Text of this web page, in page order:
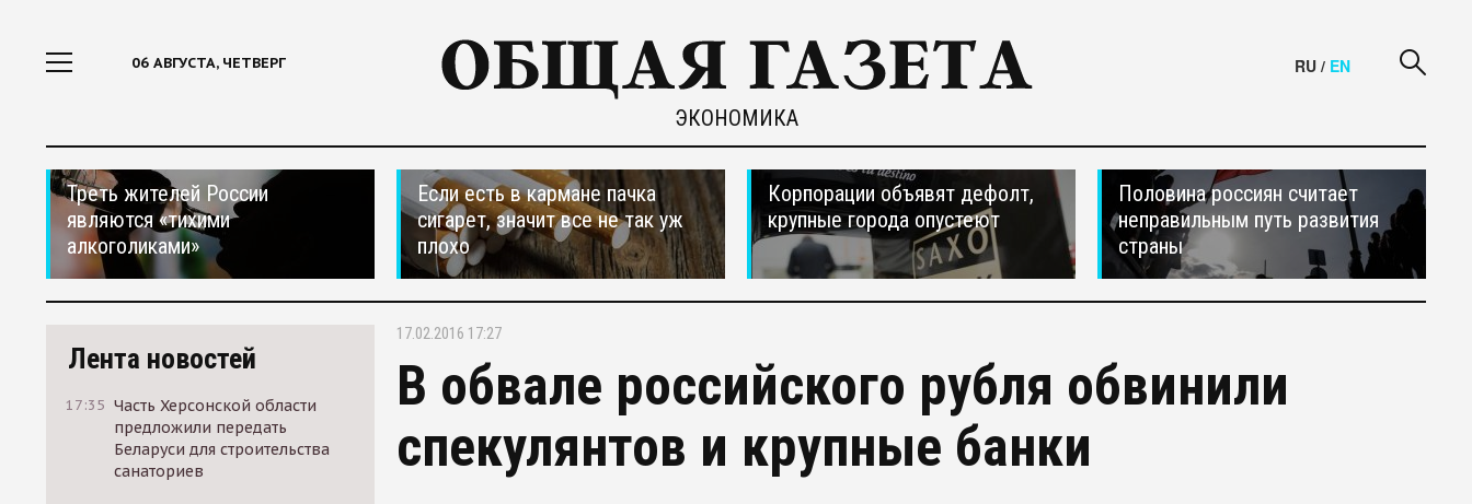
06 АВГУСТА, ЧЕТВЕРГ
ЭКОНОМИКА
RU / EN
Треть жителей России
являются «тихими
алкоголиками»
Если есть в кармане пачка
сигарет, значит все не так уж
плохо
Корпорации объявят дефолт,
крупные города опустеют
Половина россиян считает
неправильным путь развития
страны
Лента новостей
17:35 Часть Херсонской области
предложили передать
Беларуси для строительства
санаториев
17.02.2016 17:27
В обвале российского рубля обвинили
спекулянтов и крупные банки